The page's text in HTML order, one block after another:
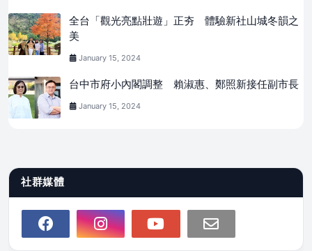
全台「觀光亮點壯遊」正夯 體驗新社山城冬韻之
美
January 15, 2024
台中市府小內閣調整 賴淑惠、鄭照新接任副市長
January 15, 2024
社群媒體